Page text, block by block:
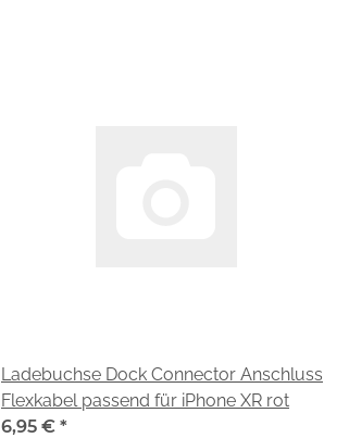
Ladebuchse Dock Connector Anschluss
Flexkabel passend für iPhone XR rot
6,95 € *